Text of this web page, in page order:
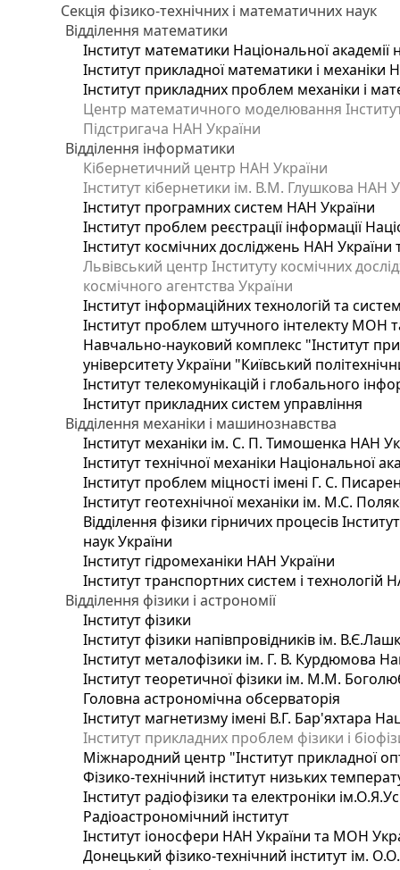
Секція фізико-технічних і математичних наук
Відділення математики
Інститут математики Національної академії
Інститут прикладної математики і механіки
Інститут прикладних проблем механіки і
Центр математичного моделювання
Підстригача НАН України
Відділення інформатики
Кібернетичний центр НАН України
Інститут кібернетики ім. В.М. Глушкова НАН
Інститут програмних систем НАН України
Інститут проблем реєстрації інформації
Інститут космічних досліджень НАН України
Львівський центр Інституту космічних
космічного агентства України
Інститут інформаційних технологій та
Інститут проблем штучного інтелекту МОН
Навчально-науковий комплекс "Інститут
університету України "Київський
Інститут телекомунікацій і глобального
Інститут прикладних систем управління
Відділення механіки і машинознавства
Інститут механіки ім. С. П. Тимошенка НАН
Інститут технічної механіки Національної
Інститут проблем міцності імені Г. С.
Інститут геотехнічної механіки ім. М.С.
Відділення фізики гірничих процесів
наук України
Інститут гідромеханіки НАН України
Інститут транспортних систем і технологій
Відділення фізики і астрономії
Інститут фізики
Інститут фізики напівпровідників ім.
Інститут металофізики ім. Г. В. Курдюмова
Інститут теоретичної фізики ім. М.М.
Головна астрономічна обсерваторія
Інститут магнетизму імені В.Г. Бар'яхтара
Інститут прикладних проблем фізики і
Міжнародний центр "Інститут прикладної
Фізико-технічний інститут низьких
Інститут радіофізики та електроніки
Радіоастрономічний інститут
Інститут іоносфери НАН України та МОН
Донецький фізико-технічний інститут ім.